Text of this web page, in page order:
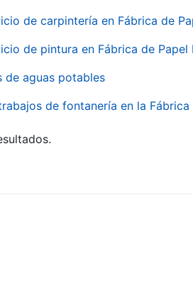
de carpintería en Fábrica de
de pintura en Fábrica de Papel
de aguas potables
de fontanería en la